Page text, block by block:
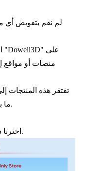
لم نقم بتفويض أي
منصات أو مواقع
تفتقر هذه المنتجات
ما بعد البيع. لذا يُرجى توخي الحذر والحيطة.
اخترنا دون تردد؛ سيكون هذا أفضل قرار تتخذه.